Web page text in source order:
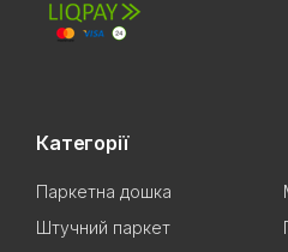
Категорії
Паркетна дошка
Штучний паркет